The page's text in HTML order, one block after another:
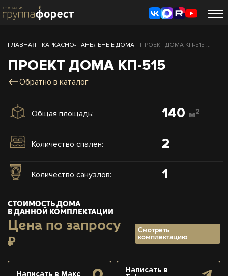
ГЛАВНАЯ | КАРКАСНО-ПАНЕЛЬНЫЕ ДОМА | ПРОЕКТ ДОМА КП-515 ...
ПРОЕКТ ДОМА КП-515
Обратно в каталог
Общая площадь: 140 м2
Количество спален: 2
Количество санузлов: 1
СТОИМОСТЬ ДОМА
В ДАННОЙ КОМПЛЕКТАЦИИ
Цена по запросу
₽
Смотреть
комплектацию
Написать в Макс
Написать в